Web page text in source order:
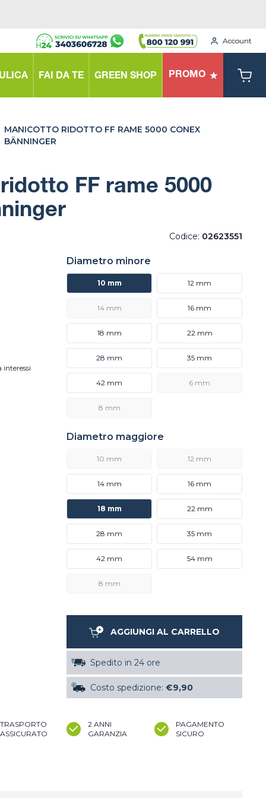
Account
FAI DA TE GREEN SHOP PROMO
MANICOTTO RIDOTTO FF RAME 5000 CONEX
BÄNNINGER
FF rame 5000
Codice: 02623551
interessi
Diametro minore
10 mm 12 mm
14 mm 16 mm
18 mm 22 mm
28 mm 35 mm
42 mm 6 mm
8 mm
Diametro maggiore
10 mm 12 mm
14 mm 16 mm
18 mm 22 mm
28 mm 35 mm
42 mm 54 mm
8 mm
AGGIUNGI AL CARRELLO
Spedito in 24 ore
Costo spedizione: €9,90
TRASPORTO
ASSICURATO
2 ANNI
GARANZIA
PAGAMENTO
SICURO